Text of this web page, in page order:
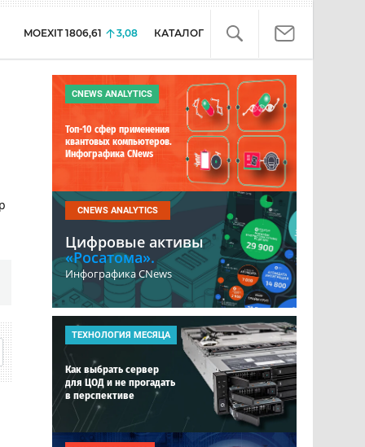
MOEXIT 1806,61 3,08 КАТАЛОГ
CNEWS ANALYTICS
Топ-10 сфер применения
квантовых компьютеров.
Инфографика CNews
CNEWS ANALYTICS
Цифровые активы
«Росатома».
Инфографика CNews
ТЕХНОЛОГИЯ МЕСЯЦА
Как выбрать сервер
для ЦОД и не прогадать
в перспективе